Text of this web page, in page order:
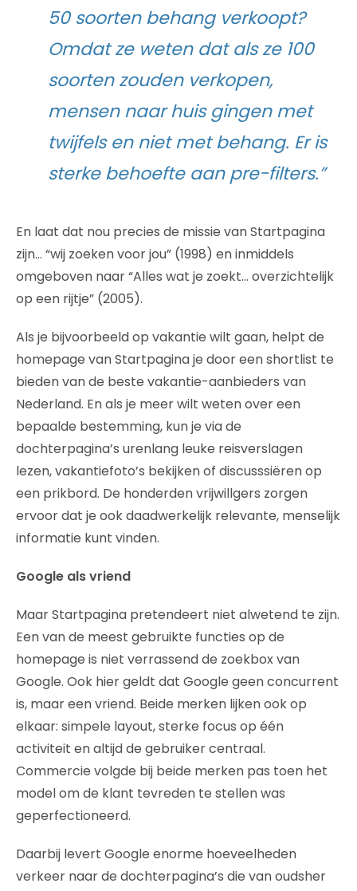
50 soorten behang verkoopt?
Omdat ze weten dat als ze 100
soorten zouden verkopen,
mensen naar huis gingen met
twijfels en niet met behang. Er is
sterke behoefte aan pre-filters.”
En laat dat nou precies de missie van Startpagina
zijn… “wij zoeken voor jou” (1998) en inmiddels
omgeboven naar “Alles wat je zoekt… overzichtelijk
op een rijtje” (2005).
Als je bijvoorbeeld op vakantie wilt gaan, helpt de
homepage van Startpagina je door een shortlist te
bieden van de beste vakantie-aanbieders van
Nederland. En als je meer wilt weten over een
bepaalde bestemming, kun je via de
dochterpagina’s urenlang leuke reisverslagen
lezen, vakantiefoto’s bekijken of discusssiëren op
een prikbord. De honderden vrijwillgers zorgen
ervoor dat je ook daadwerkelijk relevante, menselijk
informatie kunt vinden.
Google als vriend
Maar Startpagina pretendeert niet alwetend te zijn.
Een van de meest gebruikte functies op de
homepage is niet verrassend de zoekbox van
Google. Ook hier geldt dat Google geen concurrent
is, maar een vriend. Beide merken lijken ook op
elkaar: simpele layout, sterke focus op één
activiteit en altijd de gebruiker centraal.
Commercie volgde bij beide merken pas toen het
model om de klant tevreden te stellen was
geperfectioneerd.
Daarbij levert Google enorme hoeveelheden
verkeer naar de dochterpagina’s die van oudsher